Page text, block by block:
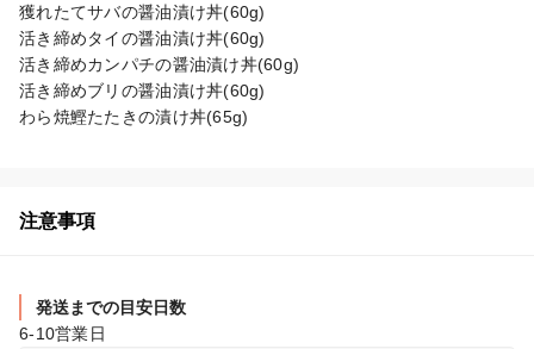
獲れたてサバの醤油漬け丼(60g)
活き締めタイの醤油漬け丼(60g)
活き締めカンパチの醤油漬け丼(60g)
活き締めブリの醤油漬け丼(60g)
わら焼鰹たたきの漬け丼(65g)
注意事項
発送までの目安日数
6-10営業日